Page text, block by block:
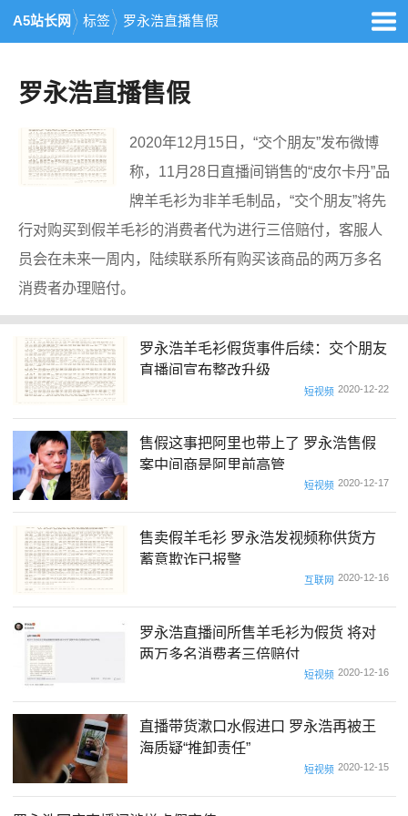
A5站长网 标签 罗永浩直播售假
罗永浩直播售假
2020年12月15日，“交个朋友”发布微博
称，11月28日直播间销售的“皮尔卡丹”品
牌羊毛衫为非羊毛制品，“交个朋友”将先
行对购买到假羊毛衫的消费者代为进行三倍赔付，客服人
员会在未来一周内，陆续联系所有购买该商品的两万多名
消费者办理赔付。
罗永浩羊毛衫假货事件后续：交个朋友
直播间宣布整改升级
短视频 2020-12-22
售假这事把阿里也带上了 罗永浩售假
案中间商是阿里前高管
短视频 2020-12-17
售卖假羊毛衫 罗永浩发视频称供货方
蓄意欺诈已报警
互联网 2020-12-16
罗永浩直播间所售羊毛衫为假货 将对
两万多名消费者三倍赔付
短视频 2020-12-16
直播带货漱口水假进口 罗永浩再被王
海质疑“推卸责任”
短视频 2020-12-15